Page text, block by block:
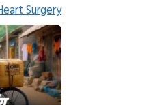
Surgery